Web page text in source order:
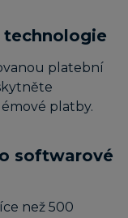
technologie
platební
platby.
softwarové
než 500